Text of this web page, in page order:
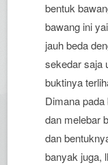
bentuk
bawang ini
jauh beda
sekedar saja
buktinya
Dimana
dan melebar
dan
banyak juga,